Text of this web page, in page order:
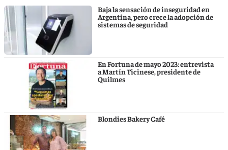
Baja la sensación de inseguridad en
Argentina, pero crece la adopción de
sistemas de seguridad
En Fortuna de mayo 2023: entrevista
a Martín Ticinese, presidente de
Quilmes
Blondies Bakery Café